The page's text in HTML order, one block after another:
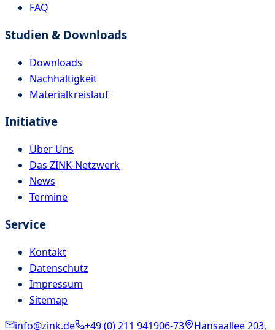
FAQ
Studien & Downloads
Downloads
Nachhaltigkeit
Materialkreislauf
Initiative
Über Uns
Das ZINK-Netzwerk
News
Termine
Service
Kontakt
Datenschutz
Impressum
Sitemap
info@zink.de
+49 (0) 211 941906-73 Hansaallee 203,